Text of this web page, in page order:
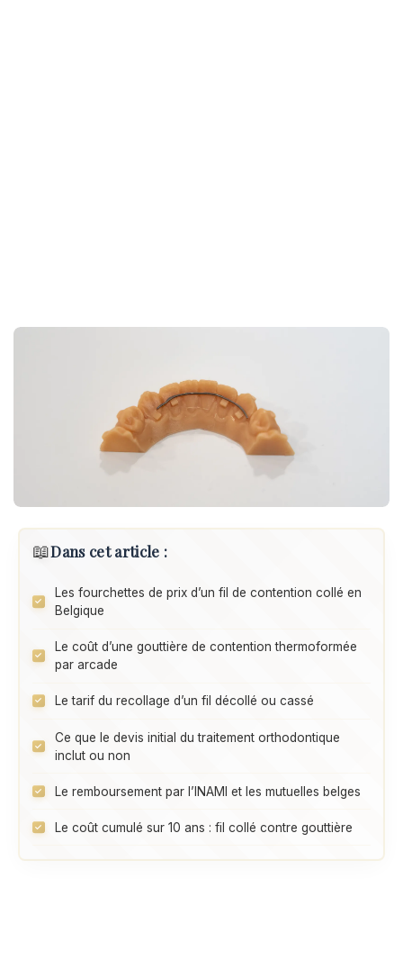
📖Dans cet article :
Les fourchettes de prix d’un fil de contention collé en
Belgique
Le coût d’une gouttière de contention thermoformée
par arcade
Le tarif du recollage d’un fil décollé ou cassé
Ce que le devis initial du traitement orthodontique
inclut ou non
Le remboursement par l’INAMI et les mutuelles belges
Le coût cumulé sur 10 ans : fil collé contre gouttière